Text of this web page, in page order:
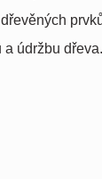
a údržbu dřeva.